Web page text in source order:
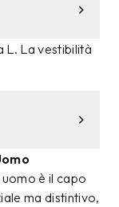
L. La vestibilità
è il capo
ma distintivo,